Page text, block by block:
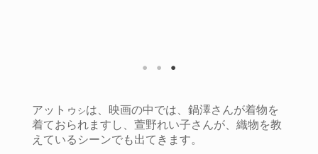
アットゥ シは、映画の中では、鍋澤さんが着物を
着ておられますし、萱野れい子さんが、織物を教
えているシーンでも出てきます。